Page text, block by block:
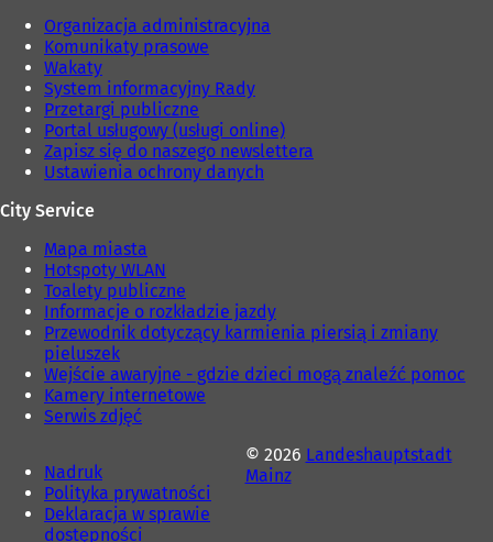
Organizacja administracyjna
Komunikaty prasowe
Wakaty
System informacyjny Rady
Przetargi publiczne
Portal usługowy (usługi online)
Zapisz się do naszego newslettera
Ustawienia ochrony danych
City Service
Mapa miasta
Hotspoty WLAN
Toalety publiczne
Informacje o rozkładzie jazdy
Przewodnik dotyczący karmienia piersią i zmiany
pieluszek
Wejście awaryjne - gdzie dzieci mogą znaleźć pomoc
Kamery internetowe
Serwis zdjęć
Nadruk
Polityka prywatności
Deklaracja w sprawie
dostępności
© 2026 Landeshauptstadt
Mainz